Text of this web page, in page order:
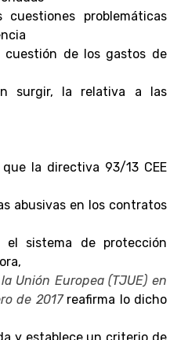
problemáticas
cuestión de los gastos de
surgir, la relativa a las
la directiva 93/13 CEE
abusivas en los contratos
el sistema de protección
Unión Europea (TJUE) en
de 2017 reafirma lo dicho